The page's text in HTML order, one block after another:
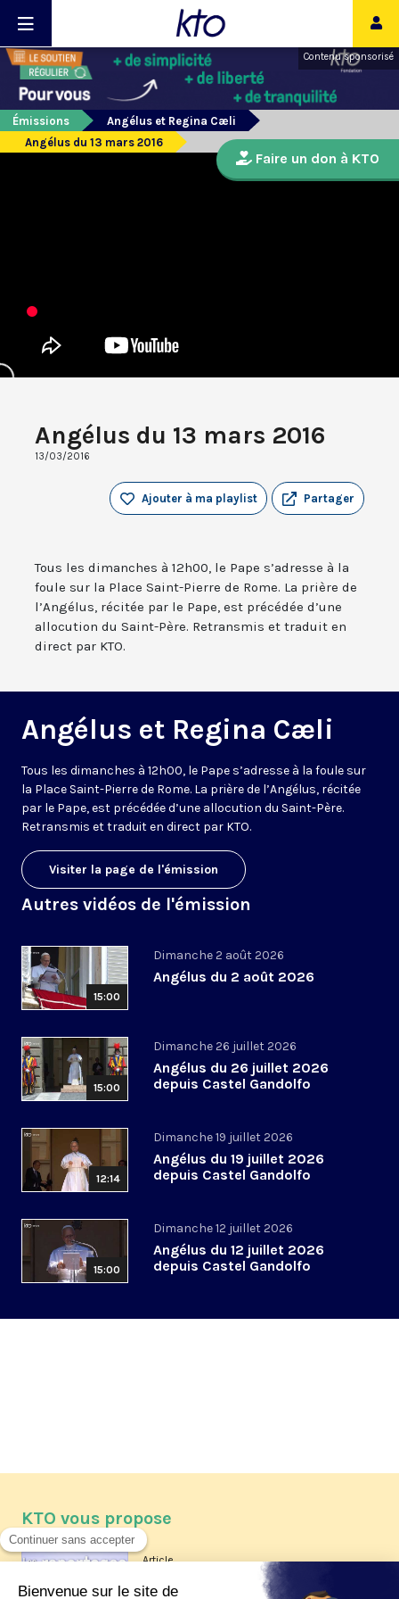
Contenu sponsorisé
Émissions
Angélus et Regina Cæli
Angélus du 13 mars 2016
Angélus du 13 mars 2016
13/03/2016
Partager
Ajouter à ma playlist
Tous les dimanches à 12h00, le Pape s’adresse à la
foule sur la Place Saint-Pierre de Rome. La prière de
l’Angélus, récitée par le Pape, est précédée d’une
allocution du Saint-Père. Retransmis et traduit en
direct par KTO.
Angélus et Regina Cæli
Tous les dimanches à 12h00, le Pape s’adresse à la foule sur
la Place Saint-Pierre de Rome. La prière de l’Angélus, récitée
par le Pape, est précédée d’une allocution du Saint-Père.
Retransmis et traduit en direct par KTO.
Visiter la page de l'émission
Autres vidéos de l'émission
15:00
Dimanche 2 août 2026
Angélus du 2 août 2026
15:00
Dimanche 26 juillet 2026
Angélus du 26 juillet 2026
depuis Castel Gandolfo
12:14
Dimanche 19 juillet 2026
Angélus du 19 juillet 2026
depuis Castel Gandolfo
15:00
Dimanche 12 juillet 2026
Angélus du 12 juillet 2026
depuis Castel Gandolfo
Faire un don à KTO
KTO vous propose
Article
Les reportages d'été 2026 de KTO